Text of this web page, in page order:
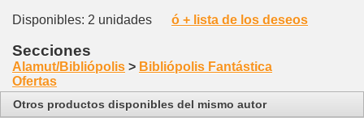
Disponibles: 2 unidades ó + lista de los deseos
Secciones
Alamut/Bibliópolis > Bibliópolis Fantástica
Ofertas
Otros productos disponibles del mismo autor